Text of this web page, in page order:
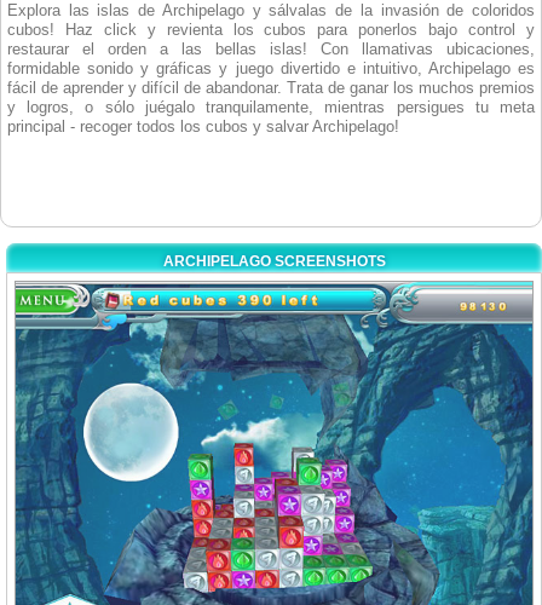
Explora las islas de Archipelago y sálvalas de la invasión de coloridos
cubos! Haz click y revienta los cubos para ponerlos bajo control y
restaurar el orden a las bellas islas! Con llamativas ubicaciones,
formidable sonido y gráficas y juego divertido e intuitivo, Archipelago es
fácil de aprender y difícil de abandonar. Trata de ganar los muchos premios
y logros, o sólo juégalo tranquilamente, mientras persigues tu meta
principal - recoger todos los cubos y salvar Archipelago!
ARCHIPELAGO SCREENSHOTS